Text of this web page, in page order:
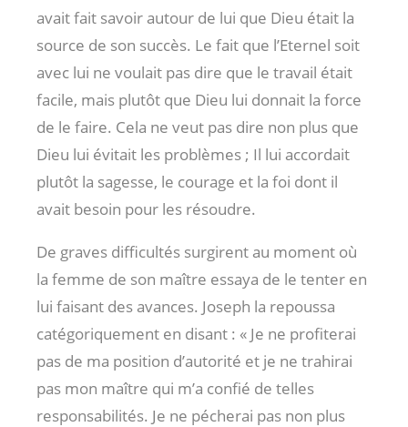
avait fait savoir autour de lui que Dieu était la
source de son succès. Le fait que l’Eternel soit
avec lui ne voulait pas dire que le travail était
facile, mais plutôt que Dieu lui donnait la force
de le faire. Cela ne veut pas dire non plus que
Dieu lui évitait les problèmes ; Il lui accordait
plutôt la sagesse, le courage et la foi dont il
avait besoin pour les résoudre.
De graves difficultés surgirent au moment où
la femme de son maître essaya de le tenter en
lui faisant des avances. Joseph la repoussa
catégoriquement en disant : « Je ne profiterai
pas de ma position d’autorité et je ne trahirai
pas mon maître qui m’a confié de telles
responsabilités. Je ne pécherai pas non plus